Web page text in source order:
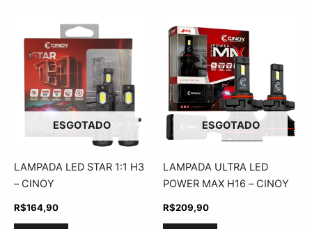
ESGOTADO
LAMPADA LED STAR 1:1 H3
– CINOY
R$164,90
ESGOTADO
LAMPADA ULTRA LED
POWER MAX H16 – CINOY
R$209,90